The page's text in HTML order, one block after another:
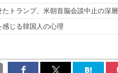
たトランプ、米朝首脳会談中止の深層
じる韓国人の心理